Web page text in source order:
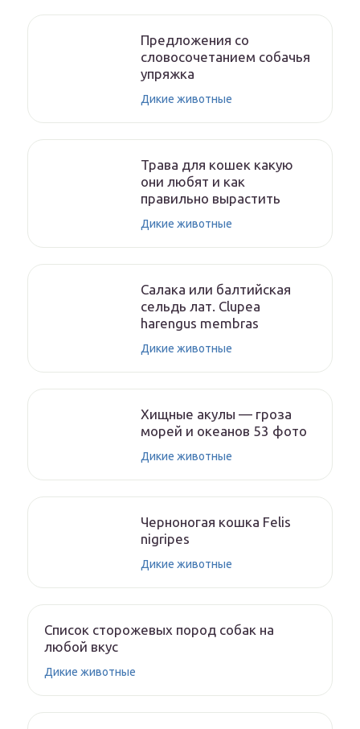
Предложения со
словосочетанием собачья
упряжка
Дикие животные
Трава для кошек какую
они любят и как
правильно вырастить
Дикие животные
Салака или балтийская
сельдь лат. Clupea
harengus membras
Дикие животные
Хищные акулы — гроза
морей и океанов 53 фото
Дикие животные
Черноногая кошка Felis
nigripes
Дикие животные
Список сторожевых пород собак на
любой вкус
Дикие животные